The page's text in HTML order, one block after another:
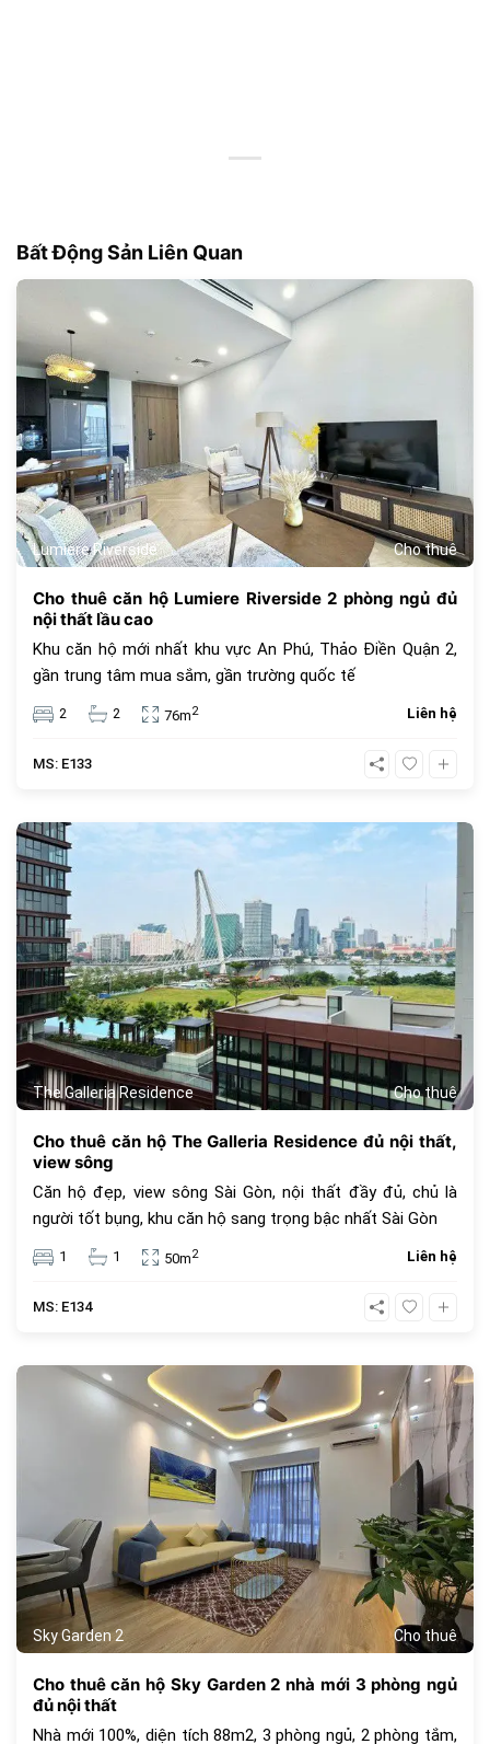
Bất Động Sản Liên Quan
Lumiere Riverside Cho thuê
Cho thuê căn hộ Lumiere Riverside 2 phòng ngủ đủ
nội thất lầu cao
Khu căn hộ mới nhất khu vực An Phú, Thảo Điền Quận 2,
gần trung tâm mua sắm, gần trường quốc tế
2 2 76m2 Liên hệ
MS: E133
The Galleria Residence Cho thuê
Cho thuê căn hộ The Galleria Residence đủ nội thất,
view sông
Căn hộ đẹp, view sông Sài Gòn, nội thất đầy đủ, chủ là
người tốt bụng, khu căn hộ sang trọng bậc nhất Sài Gòn
1 1 50m2 Liên hệ
MS: E134
Sky Garden 2 Cho thuê
1077
Cho thuê căn hộ Sky Garden 2 nhà mới 3 phòng ngủ
đủ nội thất
Nhà mới 100%, diện tích 88m2, 3 phòng ngủ, 2 phòng tắm,